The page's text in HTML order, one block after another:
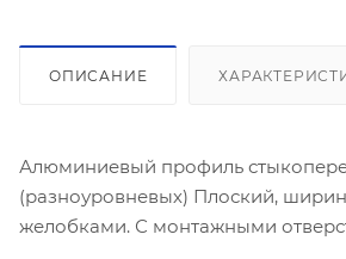
ОПИСАНИЕ
Алюминиевый профиль
(разноуровневых) Плоский,
желобками. С монтажными